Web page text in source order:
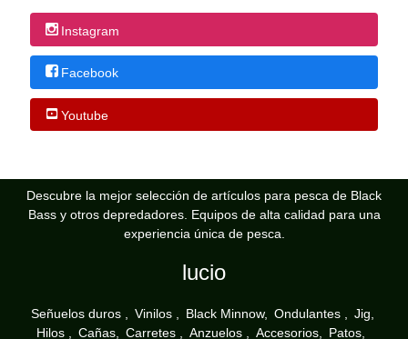
Instagram
Facebook
Youtube
Descubre la mejor selección de artículos para pesca de Black
Bass y otros depredadores. Equipos de alta calidad para una
experiencia única de pesca.
lucio
Señuelos duros Vinilos Black Minnow Ondulantes
Jig
Hilos
Cañas Carretes Anzuelos Accesorios Patos